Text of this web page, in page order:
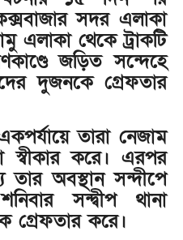
সদর এলাকা
এলাকা থেকে ট্রাকটি
জড়িত সন্দেহে
দুজনকে গ্রেফতার
তারা নেজাম
স্বীকার করে। এরপর
তার অবস্থান সন্দীপে
সন্দ্বীপ থানা
গ্রেফতার করে।